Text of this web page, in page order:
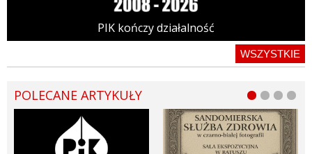
PIK kończy działalność
WSZYSTKIE
POLECANE ARTYKUŁY